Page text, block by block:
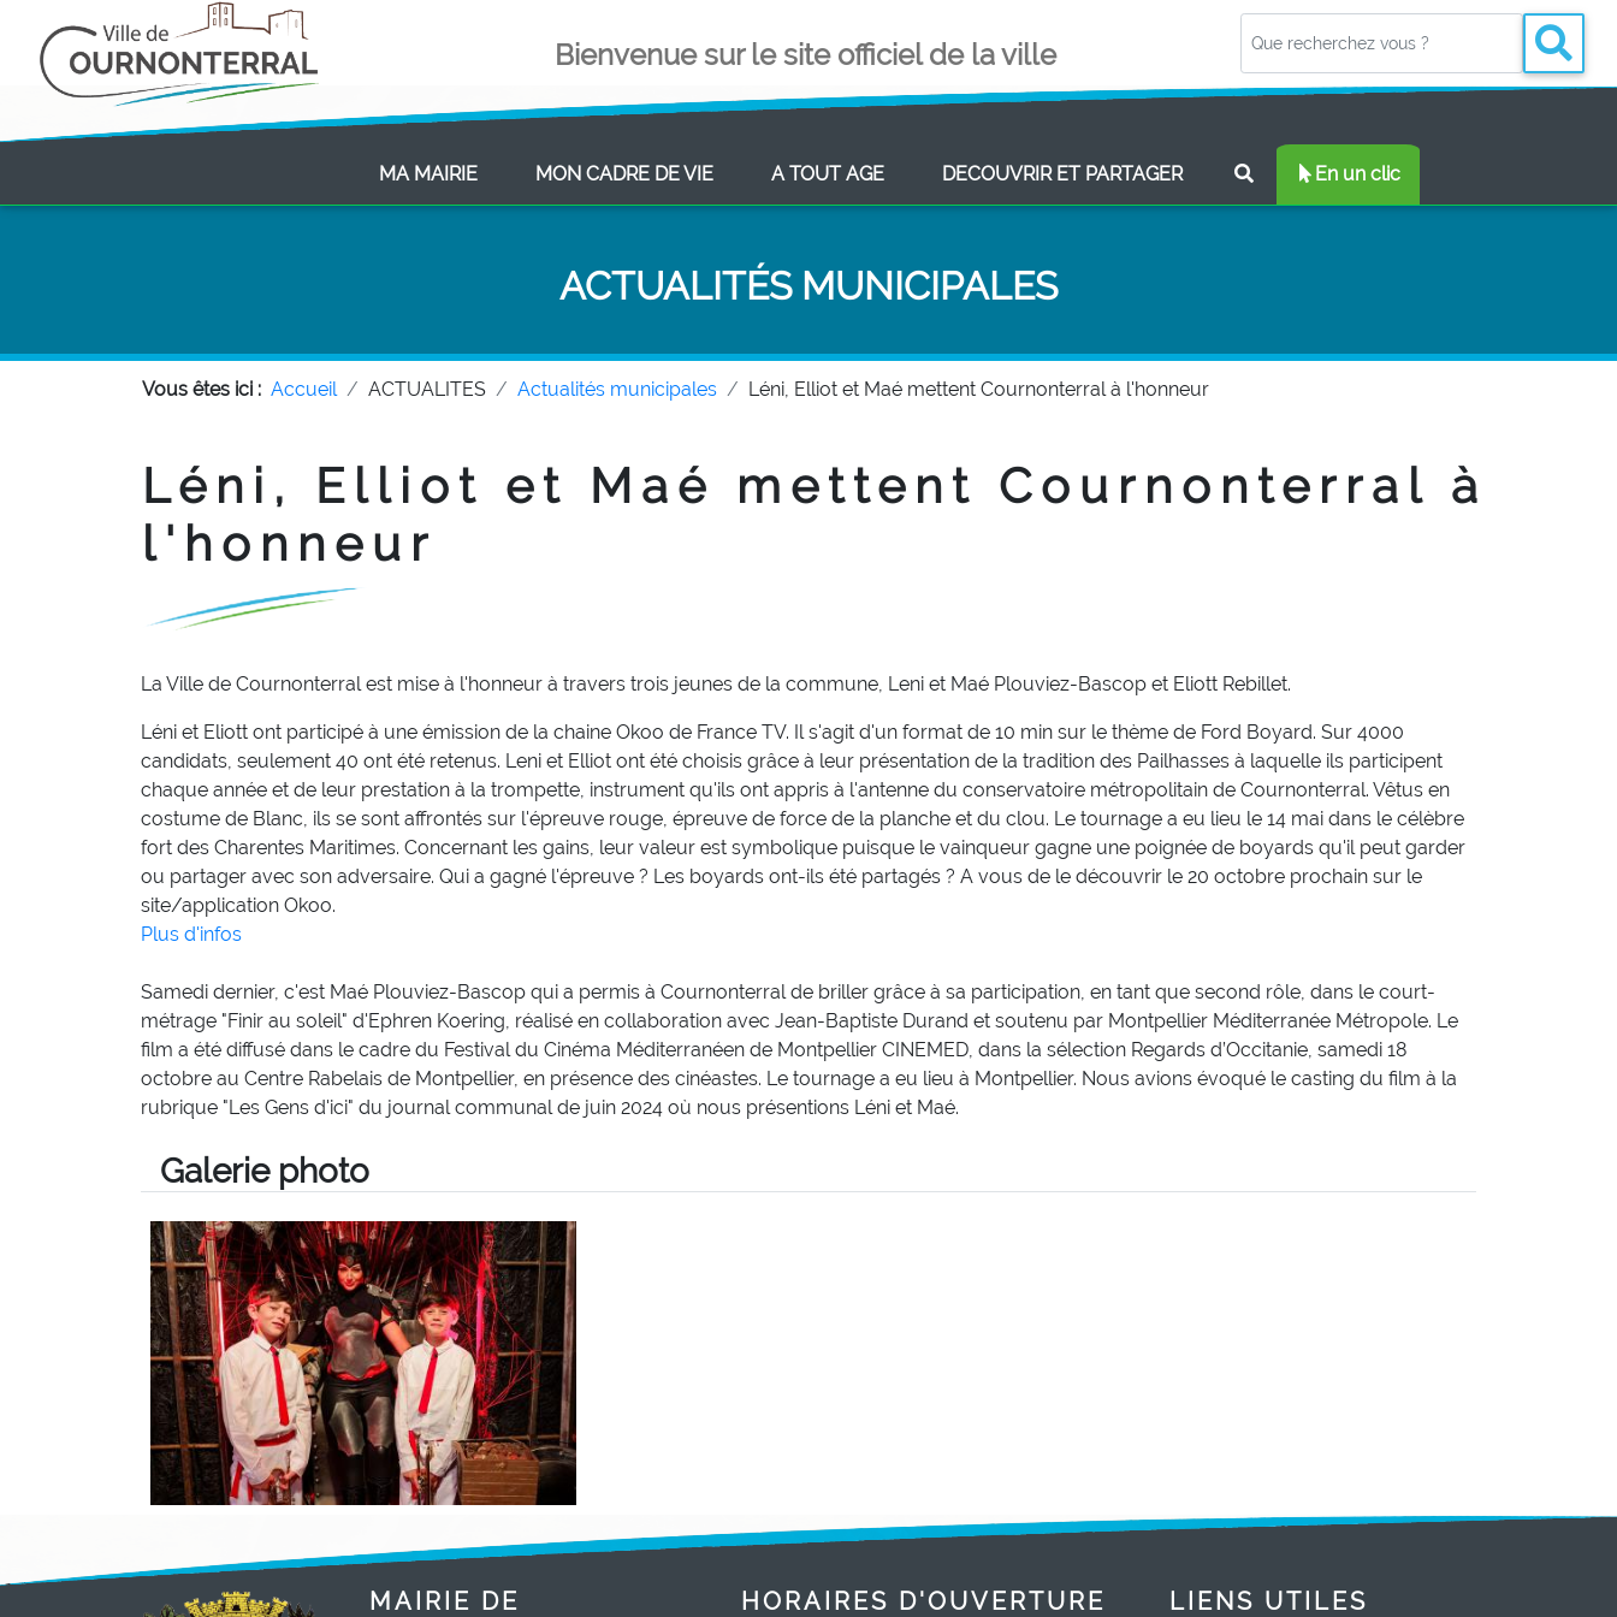
Bienvenue sur le site officiel de la ville
MA MAIRIE(CURRENT)MON CADRE DE VIE(CURRENT)A TOUT AGE(CURRENT)DECOUVRIR ET PARTAGER(CURRENT) En un clic
ACTUALITÉS MUNICIPALES
Vous êtes ici : Accueil ACTUALITES Actualités municipales Léni, Elliot et Maé mettent Cournonterral à l'honneur
Léni, Elliot et Maé mettent Cournonterral à
l'honneur
La Ville de Cournonterral est mise à l'honneur à travers trois jeunes de la commune, Leni et Maé Plouviez-Bascop et Eliott Rebillet.
Léni et Eliott ont participé à une émission de la chaine Okoo de France TV. Il s'agit d'un format de 10 min sur le thème de Ford Boyard. Sur 4000
candidats, seulement 40 ont été retenus. Leni et Elliot ont été choisis grâce à leur présentation de la tradition des Pailhasses à laquelle ils participent
chaque année et de leur prestation à la trompette, instrument qu'ils ont appris à l'antenne du conservatoire métropolitain de Cournonterral. Vêtus en
costume de Blanc, ils se sont affrontés sur l'épreuve rouge, épreuve de force de la planche et du clou. Le tournage a eu lieu le 14 mai dans le célèbre
fort des Charentes Maritimes. Concernant les gains, leur valeur est symbolique puisque le vainqueur gagne une poignée de boyards qu'il peut garder
ou partager avec son adversaire. Qui a gagné l'épreuve ? Les boyards ont-ils été partagés ? A vous de le découvrir le 20 octobre prochain sur le
site/application Okoo.
Plus d'infos
Samedi dernier, c'est Maé Plouviez-Bascop qui a permis à Cournonterral de briller grâce à sa participation, en tant que second rôle, dans le court-
métrage "Finir au soleil" d'Ephren Koering, réalisé en collaboration avec Jean-Baptiste Durand et soutenu par Montpellier Méditerranée Métropole. Le
film a été diffusé dans le cadre du Festival du Cinéma Méditerranéen de Montpellier CINEMED, dans la sélection Regards d’Occitanie, samedi 18
octobre au Centre Rabelais de Montpellier, en présence des cinéastes. Le tournage a eu lieu à Montpellier. Nous avions évoqué le casting du film à la
rubrique "Les Gens d'ici" du journal communal de juin 2024 où nous présentions Léni et Maé.
Galerie photo
MAIRIE DE
HORAIRES D'OUVERTURE LIENS UTILES